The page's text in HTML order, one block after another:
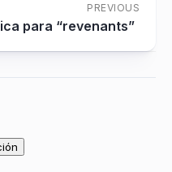
PREVIOUS
para “revenants”